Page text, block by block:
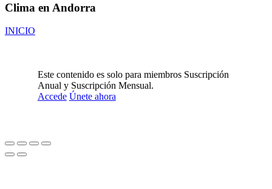
Clima en Andorra
INICIO
Este contenido es solo para miembros Suscripción
Anual y Suscripción Mensual.
Accede Únete ahora